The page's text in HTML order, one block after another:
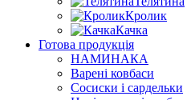
Кролик
Качка
Готова продукція
НАМИНАКА
Варені ковбаси
Сосиски і сардельки